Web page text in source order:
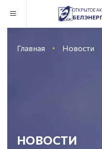
ОТКРЫТОЕ
Главная Новости
НОВОСТИ